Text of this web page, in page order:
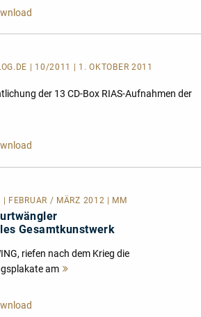
| 10/2011 | 1. OKTOBER 2011
der 13 CD-Box RIAS-Aufnahmen der
| FEBRUAR / MÄRZ 2012 | MM
Gesamtkunstwerk
riefen nach dem Krieg die
am